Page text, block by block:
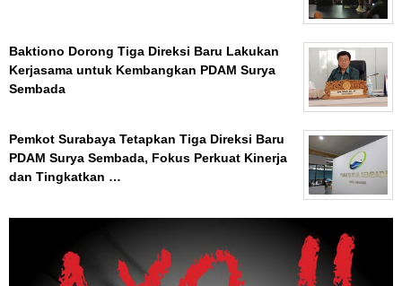
Baktiono Dorong Tiga Direksi Baru Lakukan
Kerjasama untuk Kembangkan PDAM Surya
Sembada
Pemkot Surabaya Tetapkan Tiga Direksi Baru
PDAM Surya Sembada, Fokus Perkuat Kinerja
dan Tingkatkan …